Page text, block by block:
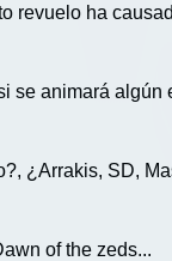
revuelo ha
se animará algún
¿Arrakis, SD,
of the zeds...